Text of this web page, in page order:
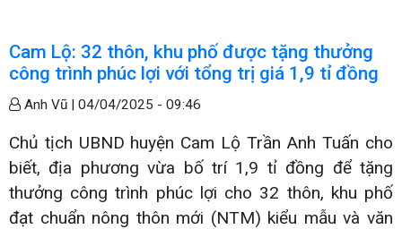
Cam Lộ: 32 thôn, khu phố được tặng thưởng
công trình phúc lợi với tổng trị giá 1,9 tỉ đồng
Anh Vũ | 04/04/2025 - 09:46
Chủ tịch UBND huyện Cam Lộ Trần Anh Tuấn cho
biết, địa phương vừa bố trí 1,9 tỉ đồng để tặng
thưởng công trình phúc lợi cho 32 thôn, khu phố
đạt chuẩn nông thôn mới (NTM) kiểu mẫu và văn